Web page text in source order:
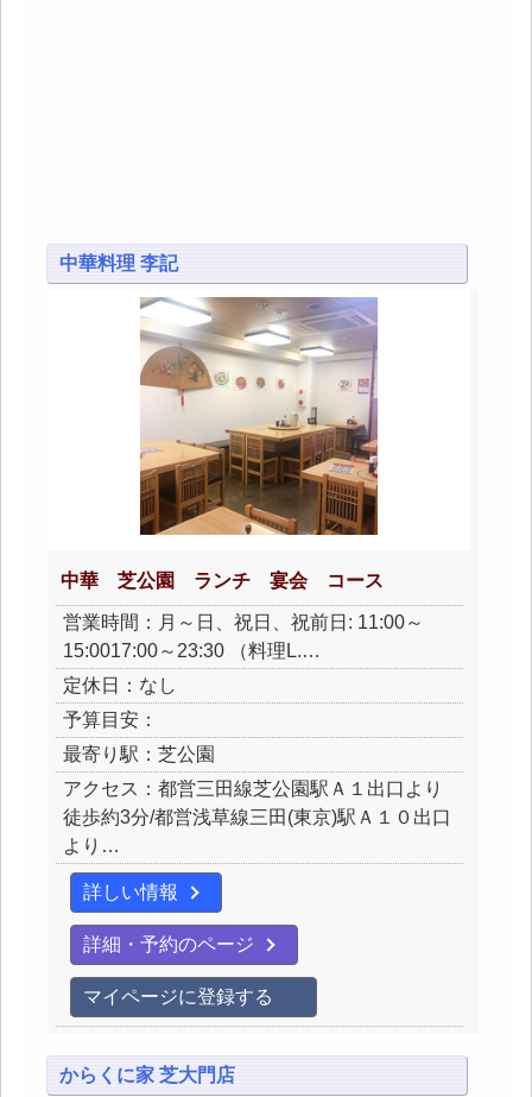
中華料理 李記
中華 芝公園 ランチ 宴会 コース
営業時間：月～日、祝日、祝前日: 11:00～
15:0017:00～23:30 （料理L.…
定休日：なし
予算目安：
最寄り駅：芝公園
アクセス：都営三田線芝公園駅Ａ１出口より
徒歩約3分/都営浅草線三田(東京)駅Ａ１０出口
より…
詳しい情報
詳細・予約のページ
マイページに登録する
からくに家 芝大門店